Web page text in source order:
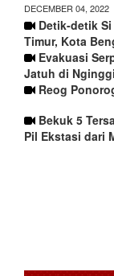
DECEMBER 04, 2022
Detik-detik
Timur, Kota
Evakuasi
Jatuh di
Reog
Bekuk 5
Pil Ekstasi dari